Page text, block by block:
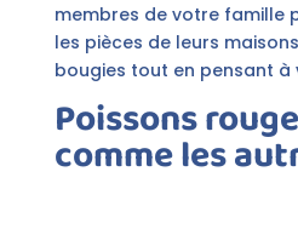
membres de votre famille
les pièces de leurs
bougies tout en pensant à
Poissons
comme les